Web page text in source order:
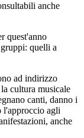
anche
quest'anno
quelli a
ad indirizzo
cultura musicale
canti, danno i
l'approccio agli
anche